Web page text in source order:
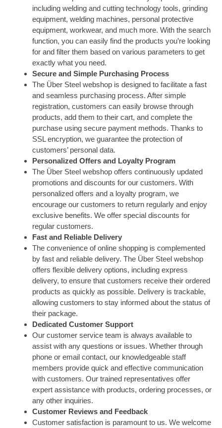
including welding and cutting technology tools, grinding
equipment, welding machines, personal protective
equipment, workwear, and much more. With the search
function, you can easily find the products you’re looking
for and filter them based on various parameters to get
exactly what you need.
Secure and Simple Purchasing Process
The Über Steel webshop is designed to facilitate a fast
and seamless purchasing process. After simple
registration, customers can easily browse through
products, add them to their cart, and complete the
purchase using secure payment methods. Thanks to
SSL encryption, we guarantee the protection of
customers’ personal data.
Personalized Offers and Loyalty Program
The Über Steel webshop offers continuously updated
promotions and discounts for our customers. With
personalized offers and a loyalty program, we
encourage our customers to return regularly and enjoy
exclusive benefits. We offer special discounts for
regular customers.
Fast and Reliable Delivery
The convenience of online shopping is complemented
by fast and reliable delivery. The Über Steel webshop
offers flexible delivery options, including express
delivery, to ensure that customers receive their ordered
products as quickly as possible. Delivery is trackable,
allowing customers to stay informed about the status of
their package.
Dedicated Customer Support
Our customer service team is always available to
assist with any questions or issues. Whether through
phone or email contact, our knowledgeable staff
members provide quick and effective communication
with customers. Our trained representatives offer
expert assistance with products, ordering processes, or
any other inquiries.
Customer Reviews and Feedback
Customer satisfaction is paramount to us. We welcome